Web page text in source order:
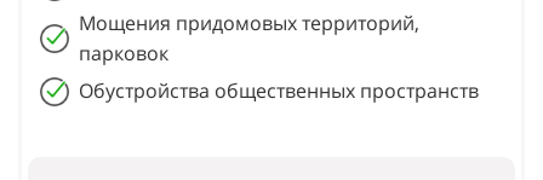
Мощения придомовых территорий,
парковок
Обустройства общественных пространств